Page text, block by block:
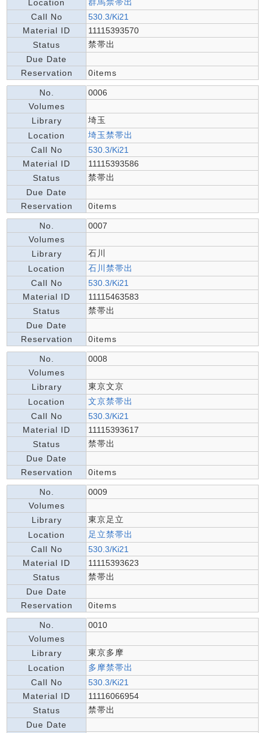
Location
Call No
530.3/Ki21
Material ID
11115393570
Status
禁帯出
Due Date
Reservation
0items
No.
0006
Volumes
Library
埼玉
Location
埼玉禁帯出
Call No
530.3/Ki21
Material ID
11115393586
Status
禁帯出
Due Date
Reservation
0items
No.
0007
Volumes
Library
石川
Location
石川禁帯出
Call No
530.3/Ki21
Material ID
11115463583
Status
禁帯出
Due Date
Reservation
0items
No.
0008
Volumes
Library
東京文京
Location
文京禁帯出
Call No
530.3/Ki21
Material ID
11115393617
Status
禁帯出
Due Date
Reservation
0items
No.
0009
Volumes
Library
東京足立
Location
足立禁帯出
Call No
530.3/Ki21
Material ID
11115393623
Status
禁帯出
Due Date
Reservation
0items
No.
0010
Volumes
Library
東京多摩
Location
多摩禁帯出
Call No
530.3/Ki21
Material ID
11116066954
Status
禁帯出
Due Date